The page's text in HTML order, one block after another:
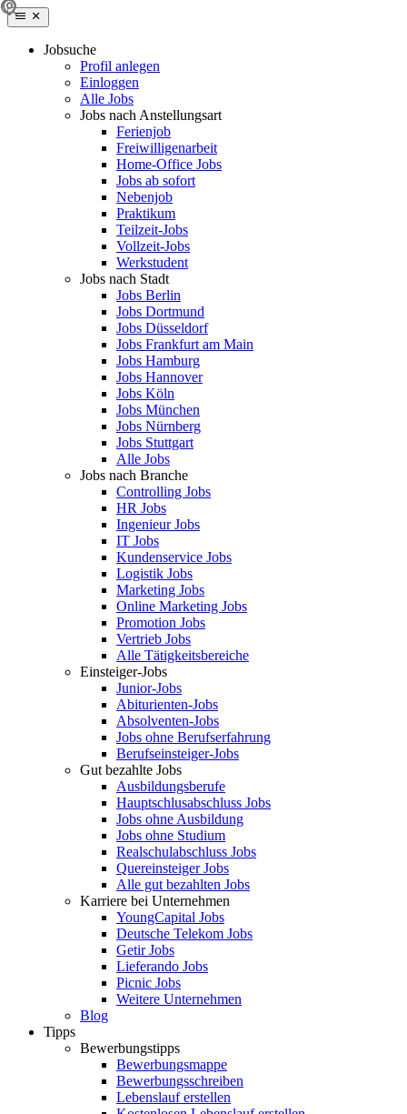
Jobsuche
Profil anlegen
Einloggen
Alle Jobs
Jobs nach Anstellungsart
Ferienjob
Freiwilligenarbeit
Home-Office Jobs
Jobs ab sofort
Nebenjob
Praktikum
Teilzeit-Jobs
Vollzeit-Jobs
Werkstudent
Jobs nach Stadt
Jobs Berlin
Jobs Dortmund
Jobs Düsseldorf
Jobs Frankfurt am Main
Jobs Hamburg
Jobs Hannover
Jobs Köln
Jobs München
Jobs Nürnberg
Jobs Stuttgart
Alle Jobs
Jobs nach Branche
Controlling Jobs
HR Jobs
Ingenieur Jobs
IT Jobs
Kundenservice Jobs
Logistik Jobs
Marketing Jobs
Online Marketing Jobs
Promotion Jobs
Vertrieb Jobs
Alle Tätigkeitsbereiche
Einsteiger-Jobs
Junior-Jobs
Abiturienten-Jobs
Absolventen-Jobs
Jobs ohne Berufserfahrung
Berufseinsteiger-Jobs
Gut bezahlte Jobs
Ausbildungsberufe
Hauptschlusabschluss Jobs
Jobs ohne Ausbildung
Jobs ohne Studium
Realschulabschluss Jobs
Quereinsteiger Jobs
Alle gut bezahlten Jobs
Karriere bei Unternehmen
YoungCapital Jobs
Deutsche Telekom Jobs
Getir Jobs
Lieferando Jobs
Picnic Jobs
Weitere Unternehmen
Blog
Tipps
Bewerbungstipps
Bewerbungsmappe
Bewerbungsschreiben
Lebenslauf erstellen